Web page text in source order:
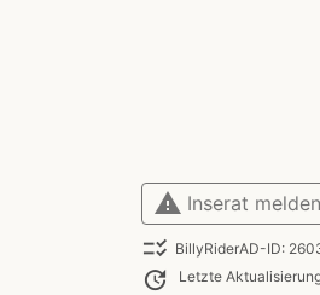
warning Inserat melden
checklist_rtl BillyRiderAD-ID:
update Letzte